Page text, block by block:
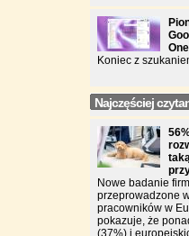
Koniec z
Najczęściej
Nowe badanie
przeprowadzone
pracowników w
pokazuje, że
(37%) i